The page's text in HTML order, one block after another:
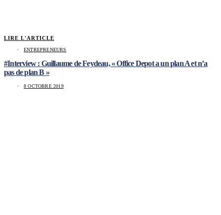
LIRE L'ARTICLE
ENTREPRENEURS
#Interview : Guillaume de Feydeau, « Office Depot a un plan A et n’a
pas de plan B »
8 OCTOBRE 2019